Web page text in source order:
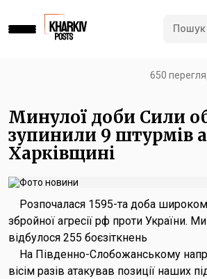
650
Минулої доби Сили
зупинили 9 штурмів
Харківщині
Розпочалася 1595-та доба
збройної агресії рф проти України.
відбулося 255 боєзіткнень
На Південно-Слобожанському
вісім разів атакував позиції наших